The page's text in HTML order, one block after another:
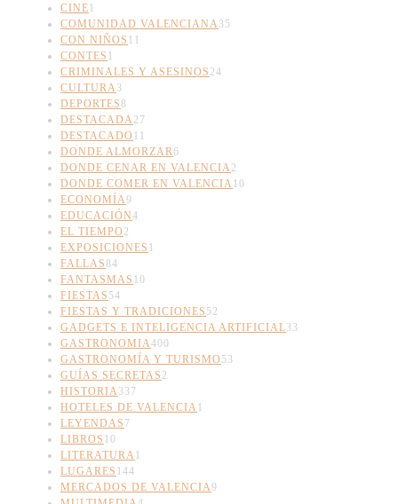
CINE1
COMUNIDAD VALENCIANA35
CON NIÑOS 11
CONTES 1
CRIMINALES Y ASESINOS 24
CULTURA3
DEPORTES8
DESTACADA27
DESTACADO 11
DONDE ALMORZAR6
DONDE CENAR EN VALENCIA2
DONDE COMER EN VALENCIA10
ECONOMÍA9
EDUCACIÓN4
EL TIEMPO 2
EXPOSICIONES 1
FALLAS84
FANTASMAS 10
FIESTAS 54
FIESTAS Y TRADICIONES 52
GADGETS E INTELIGENCIA ARTIFICIAL33
GASTRONOMIA400
GASTRONOMÍA Y TURISMO 53
GUÍAS SECRETAS 2
HISTORIA337
HOTELES DE VALENCIA1
LEYENDAS 7
LIBROS 10
LITERATURA1
LUGARES 144
MERCADOS DE VALENCIA9